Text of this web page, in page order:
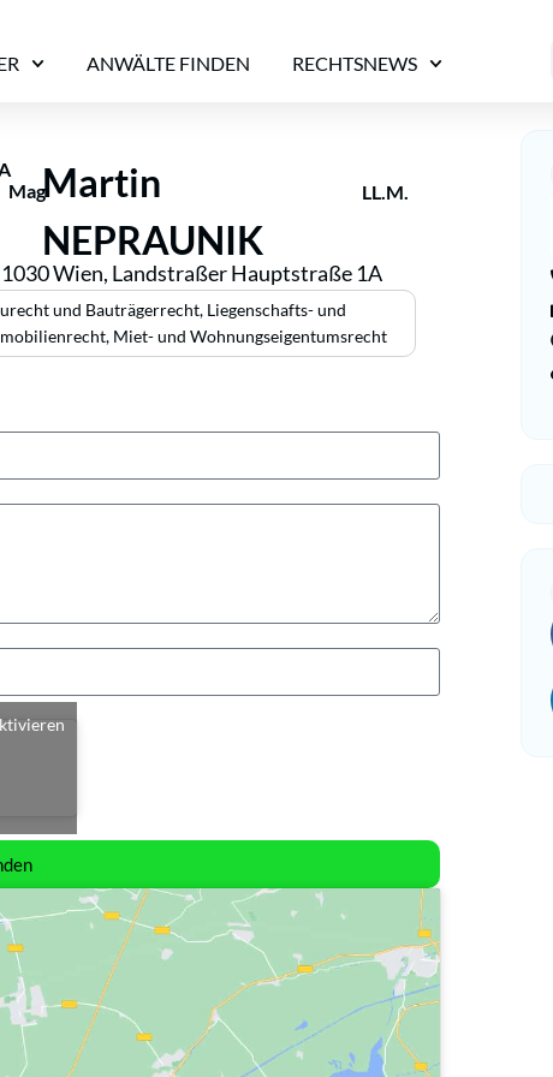
ANWÄLTE FINDEN RECHTSNEWS
MagMartin
NEPRAUNIK
LL.M.
1030 Wien, Landstraßer Hauptstraße 1A
und Bauträgerrecht, Liegenschafts- und
, Miet- und Wohnungseigentumsrecht